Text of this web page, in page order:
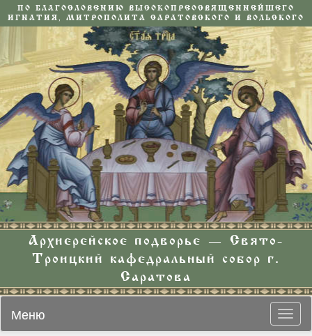
ПО БЛАГОСЛОВЕНИЮ ВЫСОКОПРЕОСВЯЩЕННЕЙШЕГО
ИГНАТИЯ, МИТРОПОЛИТА САРАТОВСКОГО И ВОЛЬСКОГО
Архиерейское подворье — Свято-
Троицкий кафедральный собор г.
Саратова
Меню